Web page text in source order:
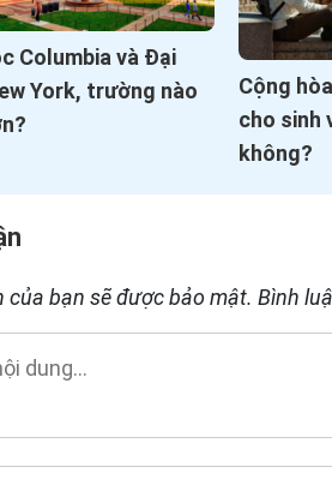
Columbia và Đại
York, trường nào
Cộng
cho sinh
không?
của bạn sẽ được bảo mật. Bình